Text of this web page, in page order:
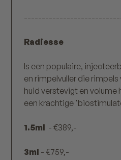
Radiesse
Is een populaire,
en rimpelvuller die
huid verstevigt en volume
een krachtige
1.5ml - €389,-
3ml - €759,-